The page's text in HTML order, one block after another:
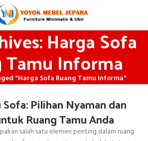
Harga Sofa
Tamu Informa
"Harga Sofa Ruang Tamu Informa"
Pilihan Nyaman dan
Ruang Tamu Anda
salah satu elemen penting dalam ruang